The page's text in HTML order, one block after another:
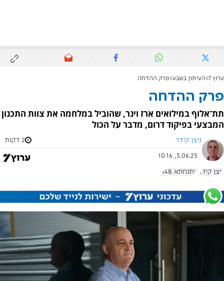
ערוץ 7 העיתון בשבע פרק ההדחה
פרק ההדחה
תת־אלוף במילואים ארז וינר, שהוביל במלחמה את צוות התכנון
המבצעי בפיקוד דרום, מדבר על הכול
ניצן קידר 2 דקות
5.06.25, 10:16
ניצן קידר אתנחתא 1148